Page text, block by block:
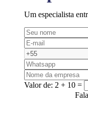
Um especialista
Valor de: 2 + 10 =